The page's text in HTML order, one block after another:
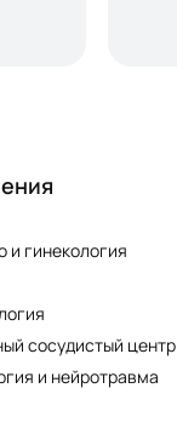
и гинекология
сосудистый центр
и нейротравма